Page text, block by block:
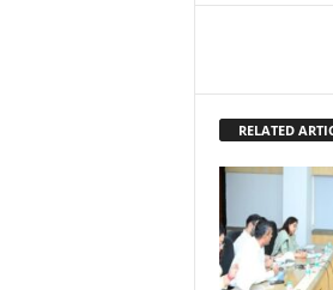
RELATED